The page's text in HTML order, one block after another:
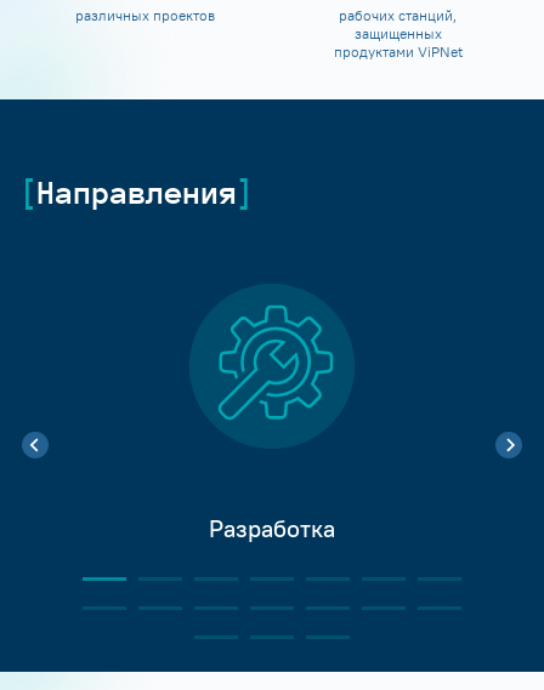
различных проектов
рабочих станций,
защищенных
продуктами ViPNet
Направления
Разработка